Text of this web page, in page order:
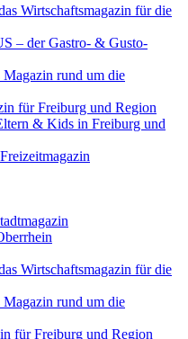
Wirtschaftsmagazin für die
– der Gastro- & Gusto-
rund um die
für Freiburg und Region
& Kids in Freiburg und
Wirtschaftsmagazin für die
rund um die
für Freiburg und Region